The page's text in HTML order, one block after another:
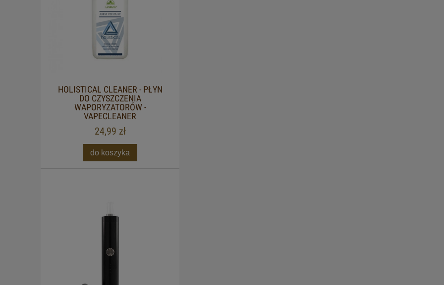
HOLISTICAL CLEANER - PŁYN
DO CZYSZCZENIA
WAPORYZATORÓW -
VAPECLEANER
24,99 zł
do koszyka